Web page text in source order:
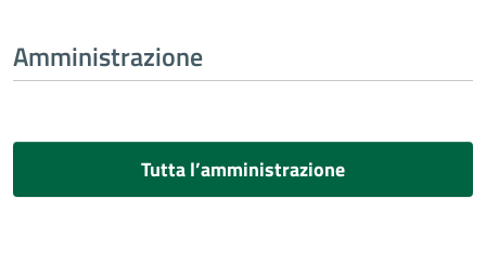
Amministrazione
Tutta l’amministrazione